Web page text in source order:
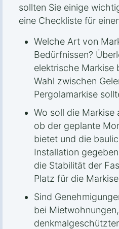
sollten Sie einige
eine Checkliste für
Welche Art von
Bedürfnissen?
elektrische Markise
Wahl zwischen
Pergolamarkise
Wo soll die Markise
ob der geplante
bietet und die
Installation
die Stabilität der
Platz für die
Sind
bei